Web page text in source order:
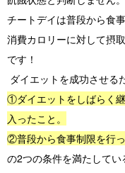
チートデイは普段から食
消費カロリーに対して摂
です！
ダイエットを成功させる
①ダイエットをしばらく
入ったこと。
②普段から食事制限を行
の2つの条件を満たしてい